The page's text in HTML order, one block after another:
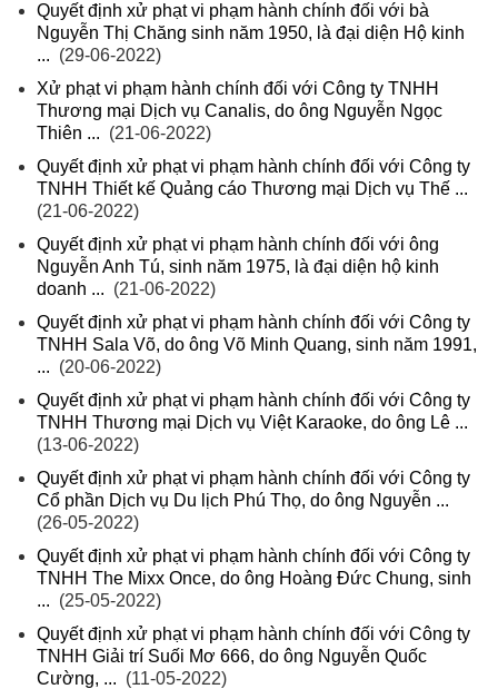
Quyết định xử phạt vi phạm hành chính đối với bà
Nguyễn Thị Chăng sinh năm 1950, là đại diện Hộ kinh
... (29-06-2022)
Xử phạt vi phạm hành chính đối với Công ty TNHH
Thương mại Dịch vụ Canalis, do ông Nguyễn Ngọc
Thiên ... (21-06-2022)
Quyết định xử phạt vi phạm hành chính đối với Công ty
TNHH Thiết kế Quảng cáo Thương mại Dịch vụ Thế ...
(21-06-2022)
Quyết định xử phạt vi phạm hành chính đối với ông
Nguyễn Anh Tú, sinh năm 1975, là đại diện hộ kinh
doanh ... (21-06-2022)
Quyết định xử phạt vi phạm hành chính đối với Công ty
TNHH Sala Võ, do ông Võ Minh Quang, sinh năm 1991,
... (20-06-2022)
Quyết định xử phạt vi phạm hành chính đối với Công ty
TNHH Thương mại Dịch vụ Việt Karaoke, do ông Lê ...
(13-06-2022)
Quyết định xử phạt vi phạm hành chính đối với Công ty
Cổ phần Dịch vụ Du lịch Phú Thọ, do ông Nguyễn ...
(26-05-2022)
Quyết định xử phạt vi phạm hành chính đối với Công ty
TNHH The Mixx Once, do ông Hoàng Đức Chung, sinh
... (25-05-2022)
Quyết định xử phạt vi phạm hành chính đối với Công ty
TNHH Giải trí Suối Mơ 666, do ông Nguyễn Quốc
Cường, ... (11-05-2022)